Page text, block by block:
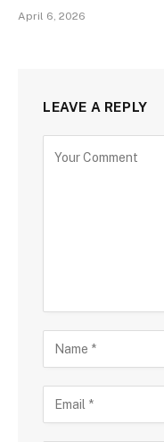
April 6, 2026
LEAVE A REPLY